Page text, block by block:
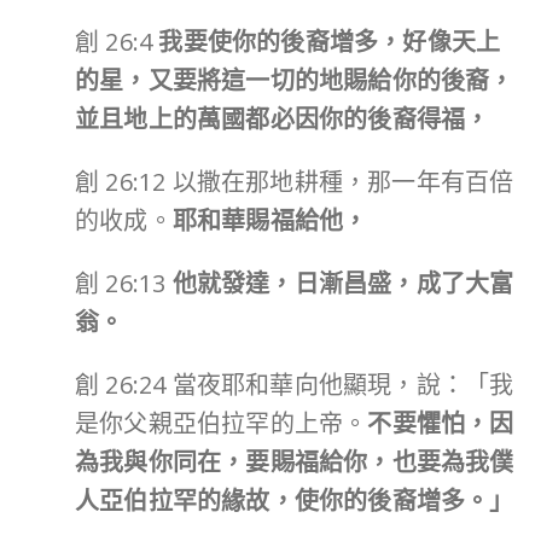
創 26:4我要使你的後裔增多，好像天上
的星，又要將這一切的地賜給你的後裔，
並且地上的萬國都必因你的後裔得福，
創 26:12 以撒在那地耕種，那一年有百倍
的收成。 耶和華賜福給他，
創 26:13 他就發達，日漸昌盛，成了大富
翁。
創 26:24 當夜耶和華向他顯現，說：「我
是你父親亞伯拉罕的上帝。 不要懼怕，因
為我與你同在，要賜福給你，也要為我僕
人亞伯拉罕的緣故，使你的後裔增多。」